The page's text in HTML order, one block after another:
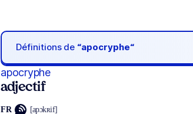
Définitions de “apocryphe“
apocryphe
adjectif
FR [apɔkʀif]